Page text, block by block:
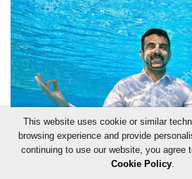
This website uses cookie or similar
browsing experience and provide
continuing to use our website, you agree
Cookie Policy.